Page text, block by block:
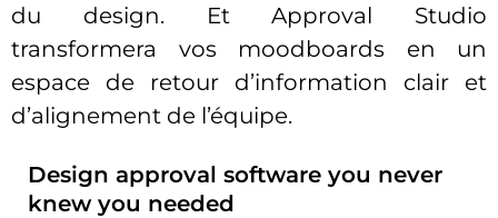
du design. Et Approval Studio
transformera vos moodboards en un
espace de retour d’information clair et
d’alignement de l’équipe.
Design approval software you never
knew you needed